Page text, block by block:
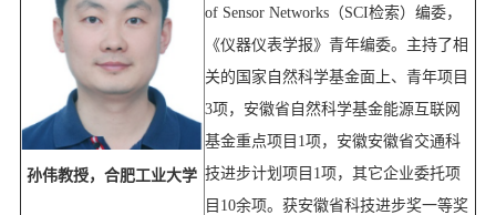
孙伟教授，合肥工业大学
of Sensor Networks（SCI检索）编委，
《仪器仪表学报》青年编委。主持了相
关的国家自然科学基金面上、青年项目
3项，安徽省自然科学基金能源互联网
基金重点项目 1项，安徽安徽省交通科
技进步计划项目 1项，其它企业委托项
目 10余项。获安徽省科技进步奖一等奖